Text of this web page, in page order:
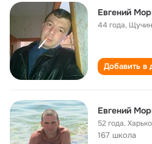
Евгений
44 года,
Добавить в
Евгений
52 года,
167 школа